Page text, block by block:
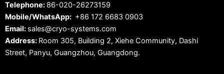
Telephone: 86-020-26273159
Mobile/WhatsApp: +86 172 6683 0903
Email: sales@cryo-systems.com
Address: Room 305, Building 2, Xiehe Community, Dashi
Street, Panyu, Guangzhou, Guangdong.